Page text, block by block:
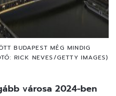
BUDAPEST MÉG MINDIG
RICK NEVES/GETTY IMAGES)
városa 2024-ben